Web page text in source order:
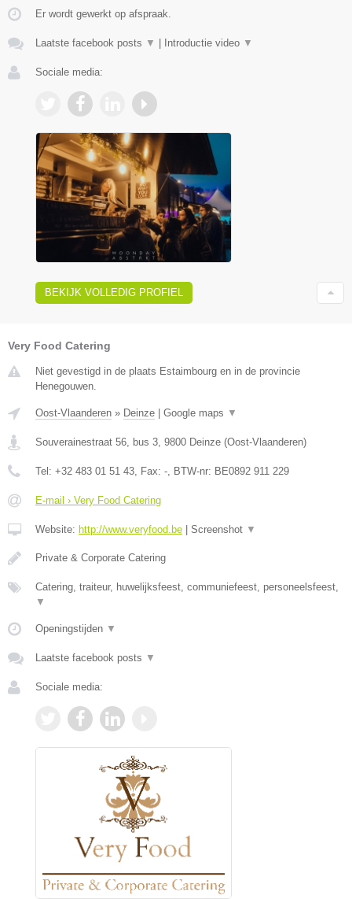
Er wordt gewerkt op afspraak.
Laatste facebook posts ▼ Introductie video ▼
Sociale media:
BEKIJK VOLLEDIG PROFIEL
Very Food Catering
Niet gevestigd in de plaats Estaimbourg en in de provincie
Henegouwen.
Oost-Vlaanderen » Deinze Google maps ▼
Souverainestraat 56, bus 3, 9800 Deinze (Oost-Vlaanderen)
Tel: +32 483 01 51 43, Fax: -, BTW-nr: BE0892 911 229
E-mail › Very Food Catering
Website: http://www.veryfood.be Screenshot ▼
Private & Corporate Catering
Catering, traiteur, huwelijksfeest, communiefeest, personeelsfeest,
▼
Openingstijden ▼
Laatste facebook posts ▼
Sociale media: